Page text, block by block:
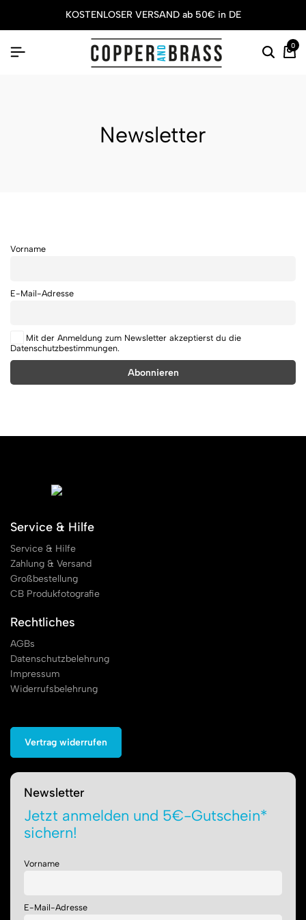
KOSTENLOSER VERSAND ab 50€ in DE
0
Newsletter
Vorname
E-Mail-Adresse
Mit der Anmeldung zum Newsletter akzeptierst du die
Datenschutzbestimmungen.
Service & Hilfe
Service & Hilfe
Zahlung & Versand
Großbestellung
CB Produkfotografie
Rechtliches
AGBs
Datenschutzbelehrung
Impressum
Widerrufsbelehrung
Vertrag widerrufen
Newsletter
Jetzt anmelden und 5€-Gutschein*
sichern!
Vorname
E-Mail-Adresse